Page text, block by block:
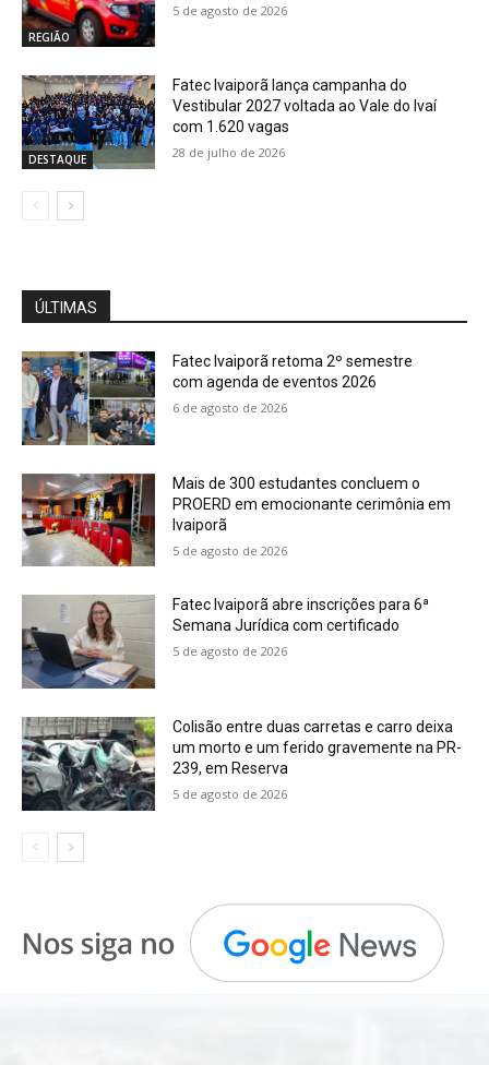
REGIÃO
5 de agosto de 2026
DESTAQUE
Fatec Ivaiporã lança campanha do
Vestibular 2027 voltada ao Vale do Ivaí
com 1.620 vagas
28 de julho de 2026
ÚLTIMAS
Fatec Ivaiporã retoma 2º semestre
com agenda de eventos 2026
6 de agosto de 2026
Mais de 300 estudantes concluem o
PROERD em emocionante cerimônia em
Ivaiporã
5 de agosto de 2026
Fatec Ivaiporã abre inscrições para 6ª
Semana Jurídica com certificado
5 de agosto de 2026
Colisão entre duas carretas e carro deixa
um morto e um ferido gravemente na PR-
239, em Reserva
5 de agosto de 2026